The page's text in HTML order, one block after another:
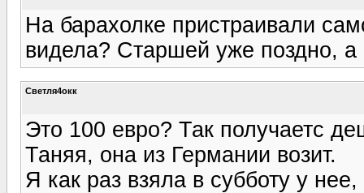
На барахолке пристраивали
видела? Старшей уже поздно, а
Светля4окк
Это 100 евро? Так получаетс
Таняя, она из Германии возит.
Я как раз взяла в субботу у